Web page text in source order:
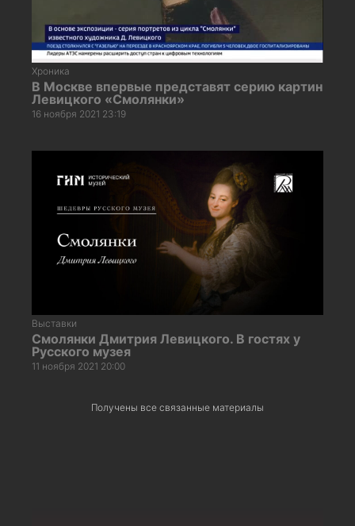
Хроника
В Москве впервые представят серию картин
Левицкого «Смолянки»
16 ноября 2021 23:19
Выставки
Смолянки Дмитрия Левицкого. В гостях у
Русского музея
11 ноября 2021 20:00
Получены все связанные материалы